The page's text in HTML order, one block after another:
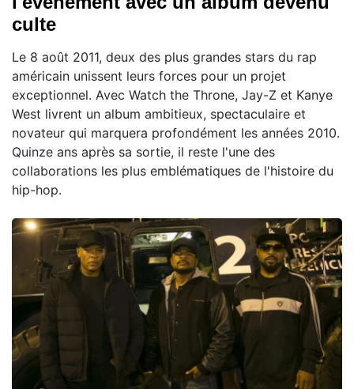
culte
Le 8 août 2011, deux des plus grandes stars du rap
américain unissent leurs forces pour un projet
exceptionnel. Avec Watch the Throne, Jay-Z et Kanye
West livrent un album ambitieux, spectaculaire et
novateur qui marquera profondément les années 2010.
Quinze ans après sa sortie, il reste l'une des
collaborations les plus emblématiques de l'histoire du
hip-hop.